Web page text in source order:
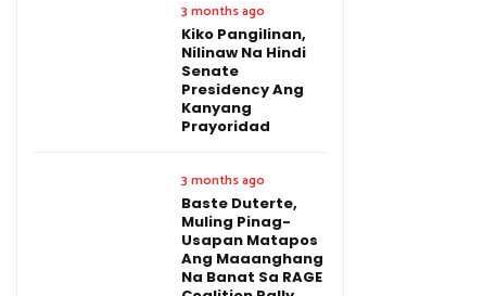
3 months ago
Kiko Pangilinan,
Nilinaw Na Hindi
Senate
Presidency Ang
Kanyang
Prayoridad
3 months ago
Baste Duterte,
Muling Pinag-
Usapan Matapos
Ang Maaanghang
Na Banat Sa RAGE